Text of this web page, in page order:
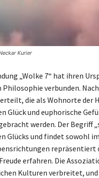
Kurier
„Wolke 7“ hat ihren
Philosophie verbunden.
die als Wohnorte der
Glück und euphorische
werden. Der Begriff
Glücks und findet sowohl
repräsentiert
erfahren. Die
Kulturen verbreitet,